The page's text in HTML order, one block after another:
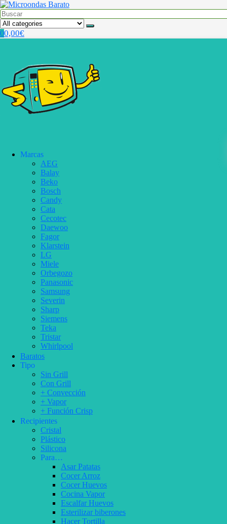
00,00€
Marcas
AEG
Balay
Beko
Bosch
Candy
Cata
Cecotec
Daewoo
Fagor
Klarstein
LG
Miele
Orbegozo
Panasonic
Samsung
Severin
Sharp
Siemens
Teka
Tristar
Whirlpool
Baratos
Tipo
Sin Grill
Con Grill
+ Convección
+ Vapor
+ Función Crisp
Recipientes
Cristal
Plástico
Silicona
Para…
Asar Patatas
Cocer Arroz
Cocer Huevos
Cocina Vapor
Escalfar Huevos
Esterilizar biberones
Hacer Tortilla